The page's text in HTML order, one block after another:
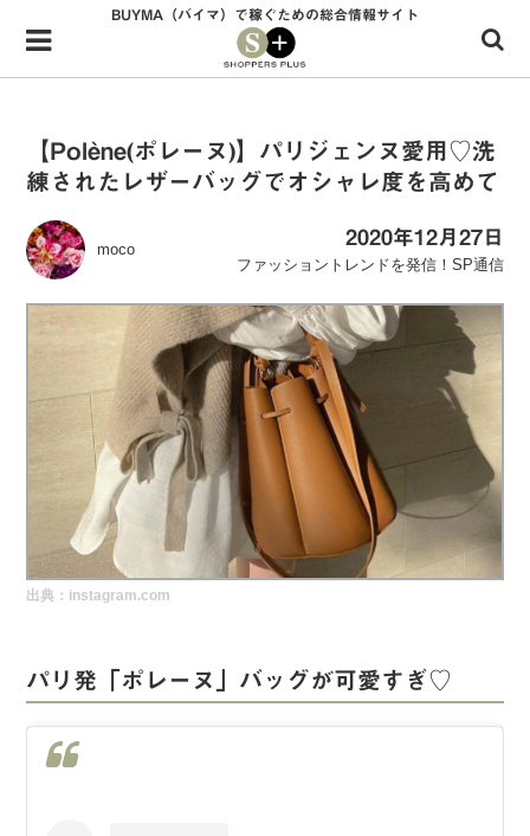
Menu
HOME
34歳独身OLバイマ実践記
無在庫で自由気ままに稼ぐ！バイマ実践記
BUYMAで人気のブランド
BUYMAの売れ筋商品
バイマ活動の疑問に売れっ子現役バイヤーが答えてみた
実録！海外ショップで買ってみた！
海外SHOP LIST
BUYMA（バイマ）で稼ぐための総合情報サイト
【Polène(ポレーヌ)】パリジェンヌ愛用♡洗
練されたレザーバッグでオシャレ度を高めて
moco
2020年12月27日
ファッショントレンドを発信！SP通信
出典：instagram.com
パリ発「ポレーヌ」バッグが可愛すぎ♡